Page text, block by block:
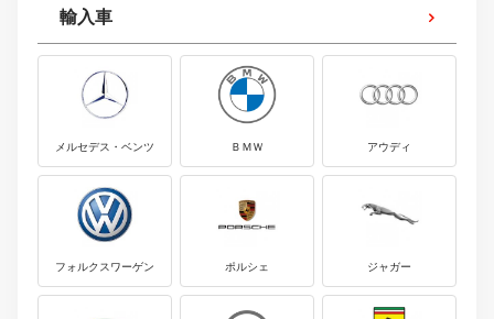
輸入車
メルセデス・ベンツ ＢＭＷ アウディ
フォルクスワーゲン ポルシェ ジャガー